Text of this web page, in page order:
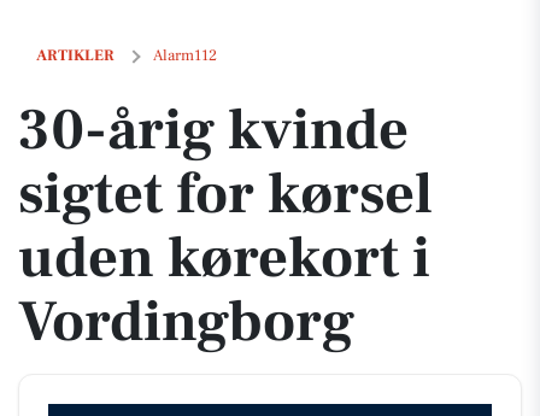
ARTIKLER Alarm112
30-årig kvinde sigtet for kørsel uden kørekort i Vordingborg
30-årig kvinde
sigtet for kørsel
uden kørekort i
Vordingborg